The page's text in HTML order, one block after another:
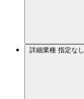
詳細業種 指定なし